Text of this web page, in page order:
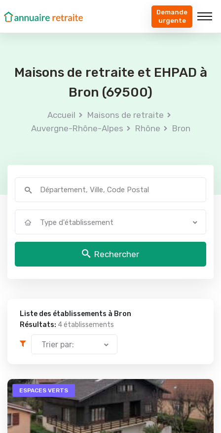
Demande
urgente
Maisons de retraite et EHPAD à
Bron (69500)
Accueil
Maisons de retraite
Auvergne-Rhône-Alpes
Rhône Bron
Type d'établissement
Rechercher
Liste des établissements à Bron
Résultats: 4 établissements
Trier par:
ESPACES VERTS